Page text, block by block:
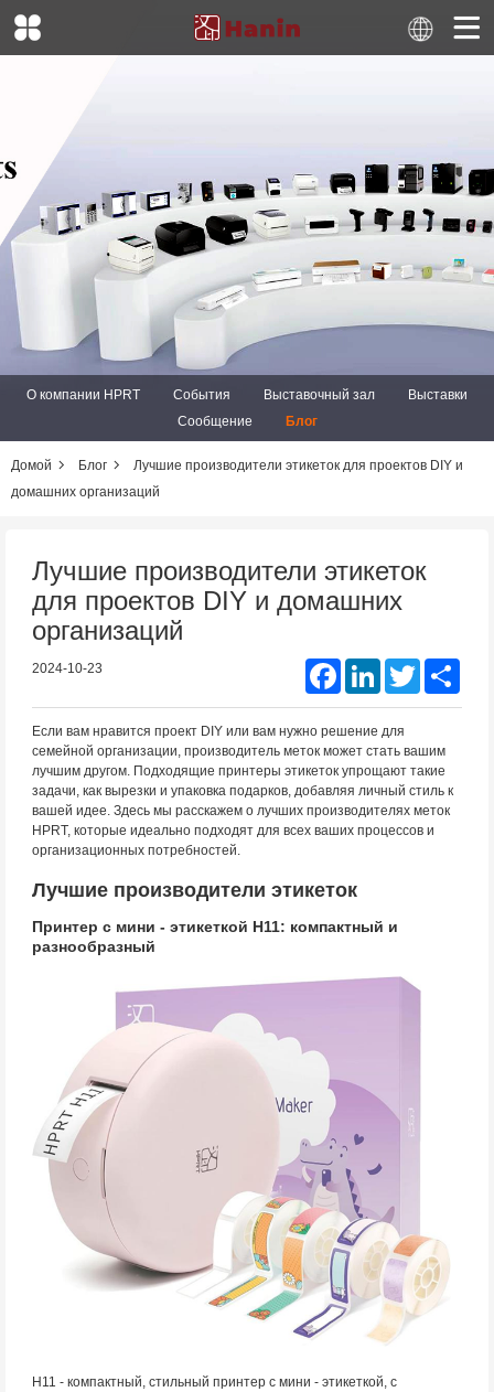
О компании HPRT События Выставочный зал
Выставки
Сообщение
Блог
Домой Блог
Лучшие производители этикеток для проектов DIY и
домашних организаций
Лучшие производители этикеток
для проектов DIY и домашних
организаций
2024-10-23 FacebookLinkedIn Twitter
Если вам нравится проект DIY или вам нужно решение для
семейной организации, производитель меток может стать вашим
лучшим другом. Подходящие принтеры этикеток упрощают такие
задачи, как вырезки и упаковка подарков, добавляя личный стиль к
вашей идее. Здесь мы расскажем о лучших производителях меток
HPRT, которые идеально подходят для всех ваших процессов и
организационных потребностей.
Лучшие производители этикеток
Принтер с мини - этикеткой H11: компактный и
разнообразный
H11 - компактный, стильный принтер с мини - этикеткой, с